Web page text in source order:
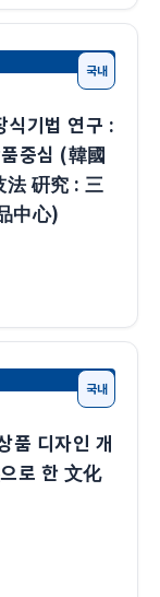
식기법 연구 :
중심 (韓國
法 硏究 : 三
中心)
국내
품 디자인 개
로 한 文化
국내